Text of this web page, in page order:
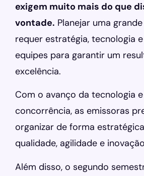
exigem muito mais do que
vontade. Planejar uma
requer estratégia, tecnologia
equipes para garantir um
excelência.
Com o avanço da tecnologia
concorrência, as emissoras
organizar de forma
qualidade, agilidade e
Além disso, o segundo